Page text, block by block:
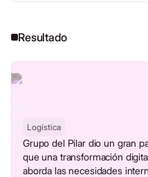
Resultado
Logística
Grupo del Pilar dio un gran
que una transformación
aborda las necesidades